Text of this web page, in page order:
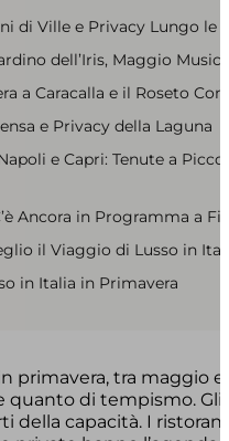
di Ville e Privacy Lungo le
dell’Iris, Maggio
a Caracalla e il Roseto
e Privacy della Laguna
e Capri: Tenute a
Ancora in Programma a
il Viaggio di Lusso in
in Italia in Primavera
primavera, tra maggio
quanto di tempismo.
della capacità. I